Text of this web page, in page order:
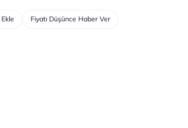
Fiyatı Düşünce Haber Ver